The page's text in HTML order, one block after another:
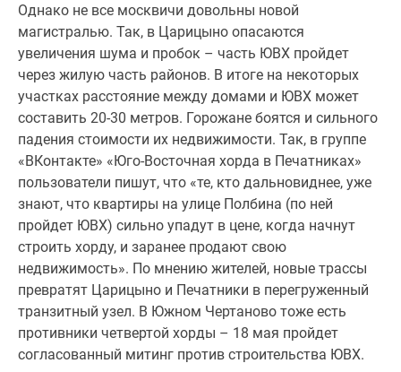
Однако не все москвичи довольны новой
магистралью. Так, в Царицыно опасаются
увеличения шума и пробок – часть ЮВХ пройдет
через жилую часть районов. В итоге на некоторых
участках расстояние между домами и ЮВХ может
составить 20-30 метров. Горожане боятся и сильного
падения стоимости их недвижимости. Так, в группе
«ВКонтакте» «Юго-Восточная хорда в Печатниках»
пользователи пишут, что «те, кто дальновиднее, уже
знают, что квартиры на улице Полбина (по ней
пройдет ЮВХ) сильно упадут в цене, когда начнут
строить хорду, и заранее продают свою
недвижимость». По мнению жителей, новые трассы
превратят Царицыно и Печатники в перегруженный
транзитный узел. В Южном Чертаново тоже есть
противники четвертой хорды – 18 мая пройдет
согласованный митинг против строительства ЮВХ.